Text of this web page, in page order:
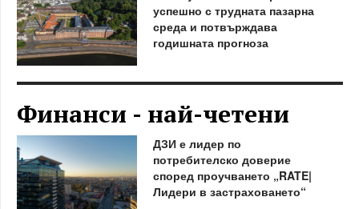
успешно с трудната пазарна
среда и потвърждава
годишната прогноза
Финанси - най-четени
ДЗИ е лидер по
потребителско доверие
според проучването „RATE|
Лидери в застраховането“